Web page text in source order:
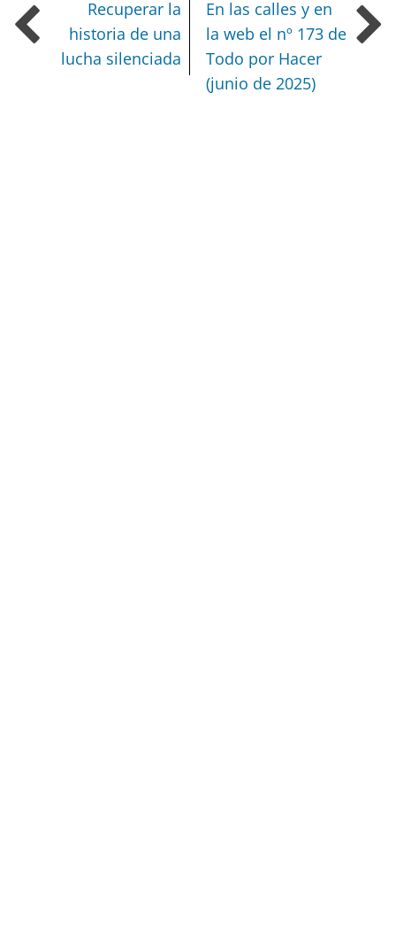
Recuperar la
historia de una
lucha silenciada
En las calles y en
la web el nº 173 de
Todo por Hacer
(junio de 2025)